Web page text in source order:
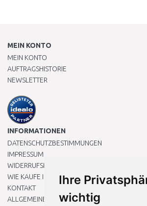
Ihre
wichtig
MEIN KONTO
MEIN KONTO
AUFTRAGSHISTORIE
NEWSLETTER
INFORMATIONEN
DATENSCHUTZBESTIMMUNGEN
IMPRESSUM
WIDERRUFSRECHT
WIE KAUFE ICH EIN?
KONTAKT
ALLGEMEINEN GESCHÄFTSBEDINGUNGEN